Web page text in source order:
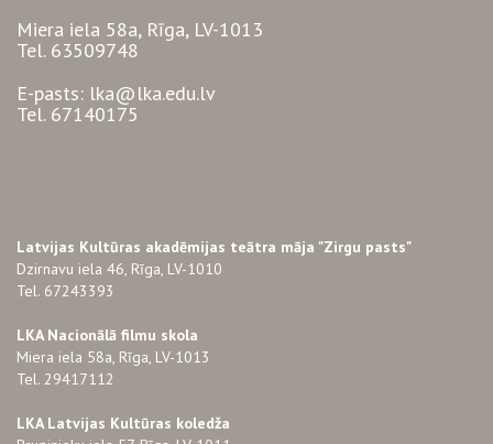
Miera iela 58a, Rīga, LV-1013
Tel. 63509748
E-pasts: lka@lka.edu.lv
Tel. 67140175
Latvijas Kultūras akadēmijas teātra māja "Zirgu pasts"
Dzirnavu iela 46, Rīga, LV-1010
Tel. 67243393
LKA Nacionālā filmu skola
Miera iela 58a, Rīga, LV-1013
Tel. 29417112
LKA Latvijas Kultūras koledža